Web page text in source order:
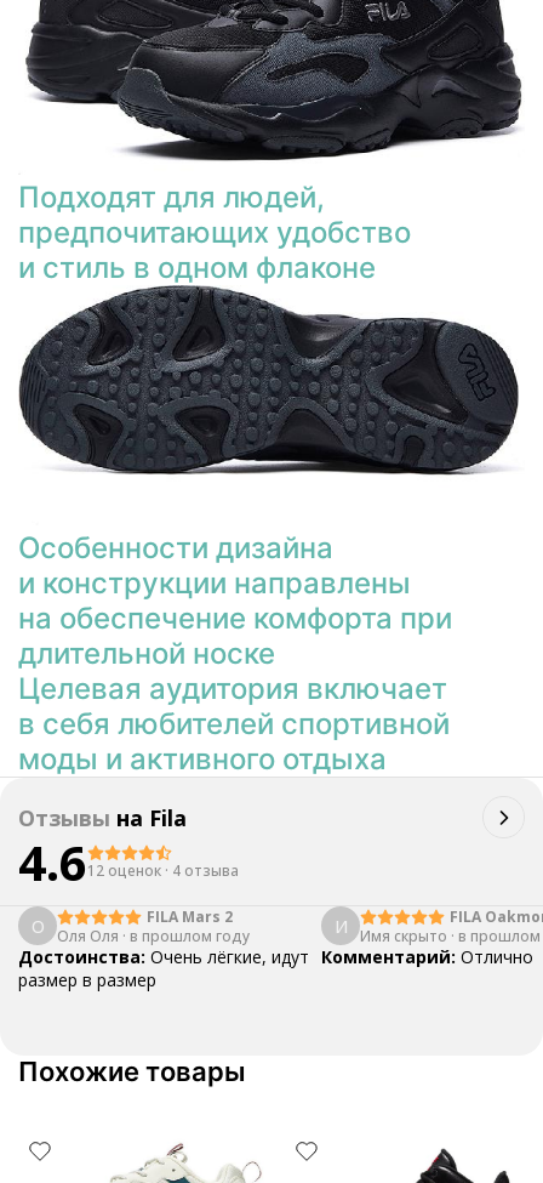
Подходят для людей,
предпочитающих удобство
и стиль в одном флаконе
Особенности дизайна
и конструкции направлены
на обеспечение комфорта при
длительной носке
Целевая аудитория включает
в себя любителей спортивной
моды и активного отдыха
Отзывы на Fila
4.612 оценок · 4 отзыва
О
FILA Mars 2
Оля Оля · в прошлом году
Достоинства: Очень лёгкие, идут
размер в размер
И
FILA
Имя скрыто · в прошлом
Комментарий: Отлично
Похожие товары